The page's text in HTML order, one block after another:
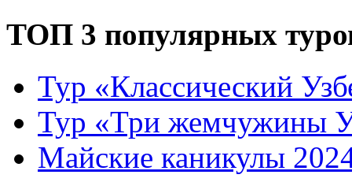
ТОП 3 популярных
Тур «Классический
Тур «Три жемчужины
Майские каникулы